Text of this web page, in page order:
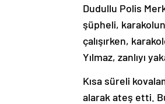
Dudullu Polis
şüpheli,
çalışırken,
Yılmaz, zanlıyı
Kısa süreli
alarak ateş etti.